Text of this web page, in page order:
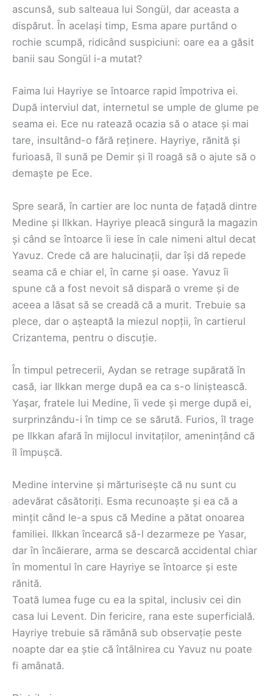
ascunsă, sub salteaua lui Songül, dar aceasta a
dispărut. În același timp, Esma apare purtând o
rochie scumpă, ridicând suspiciuni: oare ea a găsit
banii sau Songül i-a mutat?
Faima lui Hayriye se întoarce rapid împotriva ei.
După interviul dat, internetul se umple de glume pe
seama ei. Ece nu ratează ocazia să o atace și mai
tare, insultând-o fără reținere. Hayriye, rănită și
furioasă, îl sună pe Demir și îl roagă să o ajute să o
demaște pe Ece.
Spre seară, în cartier are loc nunta de fațadă dintre
Medine și Ilkkan. Hayriye pleacă singură la magazin
și când se întoarce îi iese în cale nimeni altul decat
Yavuz. Crede că are halucinații, dar își dă repede
seama că e chiar el, în carne și oase. Yavuz îi
spune că a fost nevoit să dispară o vreme și de
aceea a lăsat să se creadă că a murit. Trebuie sa
plece, dar o așteaptă la miezul nopții, în cartierul
Crizantema, pentru o discuție.
În timpul petrecerii, Aydan se retrage supărată în
casă, iar Ilkkan merge după ea ca s-o liniștească.
Yaşar, fratele lui Medine, îi vede și merge după ei,
surprinzându-i în timp ce se sărută. Furios, îl trage
pe Ilkkan afară în mijlocul invitaților, amenințând că
îl împușcă.
Medine intervine și mărturisește că nu sunt cu
adevărat căsătoriți. Esma recunoaște și ea că a
mințit când le-a spus că Medine a pătat onoarea
familiei. Ilkkan încearcă să-l dezarmeze pe Yasar,
dar în încăierare, arma se descarcă accidental chiar
în momentul în care Hayriye se întoarce și este
rănită.
Toată lumea fuge cu ea la spital, inclusiv cei din
casa lui Levent. Din fericire, rana este superficială.
Hayriye trebuie să rămână sub observație peste
noapte dar ea știe că întâlnirea cu Yavuz nu poate
fi amânată.